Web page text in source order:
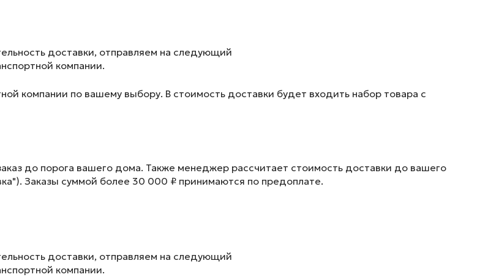
доставки, отправляем на следующий
компании.
компании по вашему выбору. В стоимость доставки будет входить набор товара с
до порога вашего дома. Также менеджер рассчитает стоимость доставки до вашего
Заказы суммой более 30 000 ₽ принимаются по предоплате.
доставки, отправляем на следующий
компании.